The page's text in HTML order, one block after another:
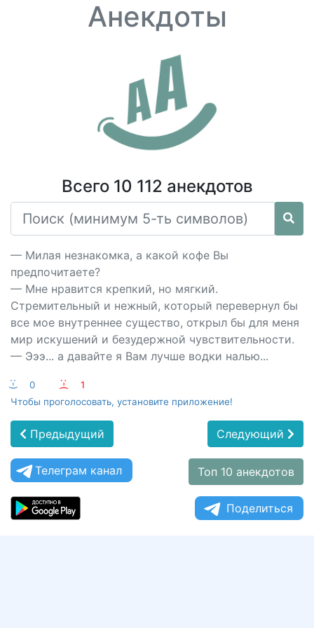
Анекдоты
Всего 10 112 анекдотов
— Милая незнакомка, а какой кофе Вы
предпочитаете?
— Мне нравится крепкий, но мягкий.
Стремительный и нежный, который перевернул бы
все мое внутреннее существо, открыл бы для меня
мир искушений и безудержной чувствительности.
— Эээ... а давайте я Вам лучше водки налью...
:-) 0 :-(
1
Чтобы проголосовать, установите приложение!
Предыдущий Следующий
Телеграм канал Топ 10 анекдотов
Поделиться